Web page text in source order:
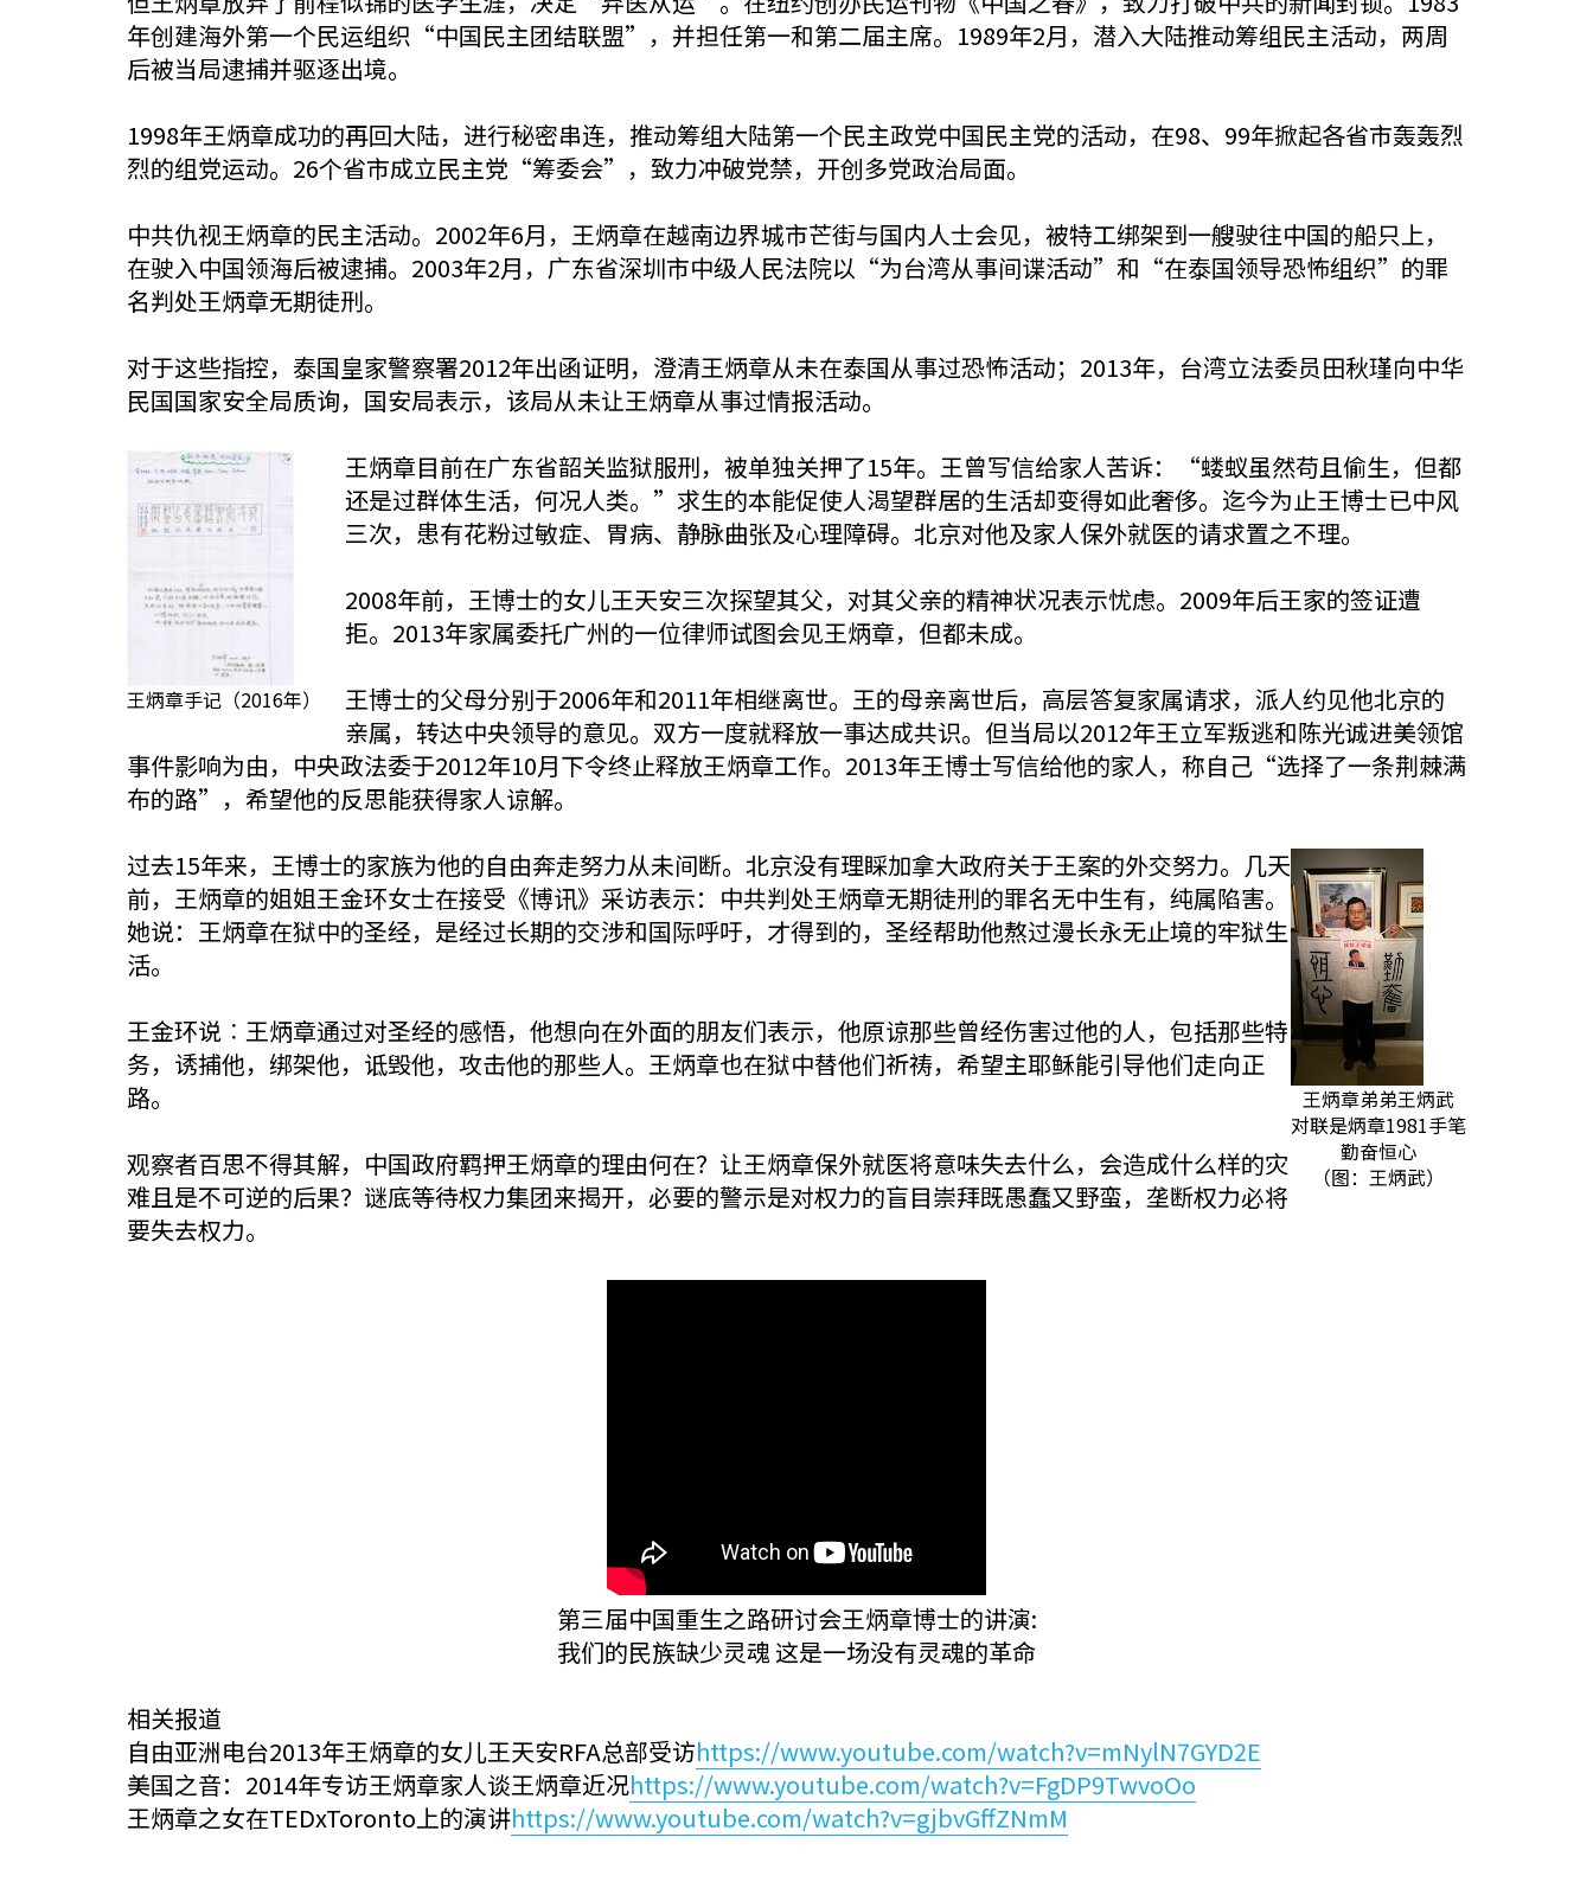
年创建海外第一个民运组织“中国民主团结联盟”，并担任第一和第二届主席。1989年2月，潜入大陆推动筹组民主活动，两周
后被当局逮捕并驱逐出境。
1998年王炳章成功的再回大陆，进行秘密串连，推动筹组大陆第一个民主政党中国民主党的活动，在98、99年掀起各省市轰轰烈
烈的组党运动。26个省市成立民主党“筹委会”，致力冲破党禁，开创多党政治局面。
中共仇视王炳章的民主活动。2002年6月，王炳章在越南边界城市芒街与国内人士会见，被特工绑架到一艘驶往中国的船只上，
在驶入中国领海后被逮捕。2003年2月，广东省深圳市中级人民法院以“为台湾从事间谍活动”和“在泰国领导恐怖组织”的罪
名判处王炳章无期徒刑。
对于这些指控，泰国皇家警察署2012年出函证明，澄清王炳章从未在泰国从事过恐怖活动；2013年，台湾立法委员田秋瑾向中华
民国国家安全局质询，国安局表示，该局从未让王炳章从事过情报活动。
王炳章手记（2016年）
王炳章目前在广东省韶关监狱服刑，被单独关押了15年。王曾写信给家人苦诉：“蝼蚁虽然苟且偷生，但都
还是过群体生活，何况人类。”求生的本能促使人渴望群居的生活却变得如此奢侈。迄今为止王博士已中风
三次，患有花粉过敏症、胃病、静脉曲张及心理障碍。北京对他及家人保外就医的请求置之不理。
2008年前，王博士的女儿王天安三次探望其父，对其父亲的精神状况表示忧虑。2009年后王家的签证遭
拒。2013年家属委托广州的一位律师试图会见王炳章，但都未成。
王博士的父母分别于2006年和2011年相继离世。王的母亲离世后，高层答复家属请求，派人约见他北京的
亲属，转达中央领导的意见。双方一度就释放一事达成共识。但当局以2012年王立军叛逃和陈光诚进美领馆
事件影响为由，中央政法委于2012年10月下令终止释放王炳章工作。2013年王博士写信给他的家人，称自己“选择了一条荆棘满
布的路”，希望他的反思能获得家人谅解。
王炳章弟弟王炳武
对联是炳章1981手笔
勤奋恒心
（图：王炳武）
过去15年来，王博士的家族为他的自由奔走努力从未间断。北京没有理睬加拿大政府关于王案的外交努力。几天
前，王炳章的姐姐王金环女士在接受《博讯》采访表示：中共判处王炳章无期徒刑的罪名无中生有，纯属陷害。
她说：王炳章在狱中的圣经，是经过长期的交涉和国际呼吁，才得到的，圣经帮助他熬过漫长永无止境的牢狱生
活。
王金环说︰王炳章通过对圣经的感悟，他想向在外面的朋友们表示，他原谅那些曾经伤害过他的人，包括那些特
务，诱捕他，绑架他，诋毁他，攻击他的那些人。王炳章也在狱中替他们祈祷，希望主耶稣能引导他们走向正
路。
观察者百思不得其解，中国政府羁押王炳章的理由何在？让王炳章保外就医将意味失去什么，会造成什么样的灾
难且是不可逆的后果？谜底等待权力集团来揭开，必要的警示是对权力的盲目崇拜既愚蠢又野蛮，垄断权力必将
要失去权力。
第三届中国重生之路研讨会王炳章博士的讲演:
我们的民族缺少灵魂 这是一场没有灵魂的革命
相关报道
自由亚洲电台2013年王炳章的女儿王天安RFA总部受访https://www.youtube.com/watch?v=mNylN7GYD2E
美国之音：2014年专访王炳章家人谈王炳章近况https://www.youtube.com/watch?v=FgDP9TwvoOo
王炳章之女在TEDxToronto上的演讲https://www.youtube.com/watch?v=gjbvGffZNmM